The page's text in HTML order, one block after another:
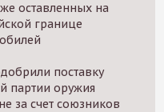
оставленных на
границе
поставку
партии оружия
за счет союзников